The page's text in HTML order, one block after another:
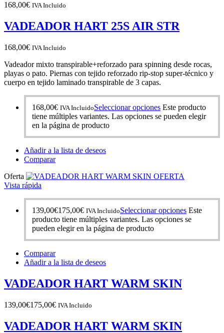
168,00€ IVA Incluido
VADEADOR HART 25S AIR STR
168,00€ IVA Incluido
Vadeador mixto transpirable+reforzado para spinning desde rocas,
playas o pato. Piernas con tejido reforzado rip-stop super-técnico y
cuerpo en tejido laminado transpirable de 3 capas.
168,00€ IVA IncluidoSeleccionar opciones Este producto
tiene múltiples variantes. Las opciones se pueden elegir
en la página de producto
Añadir a la lista de deseos
Comparar
Oferta
OFERTA
Vista rápida
139,00€175,00€ IVA IncluidoSeleccionar opciones Este
producto tiene múltiples variantes. Las opciones se
pueden elegir en la página de producto
Comparar
Añadir a la lista de deseos
VADEADOR HART WARM SKIN
139,00€175,00€ IVA Incluido
VADEADOR HART WARM SKIN